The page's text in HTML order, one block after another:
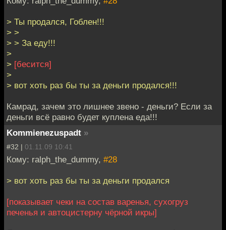
> Ты продался, Гоблен!!!
> >
> > За еду!!!
>
> [бесится]
>
> вот хоть раз бы ты за деньги продался!!!
Камрад, зачем это лишнее звено - деньги? Если за
деньги всё равно будет куплена еда!!!
Kommienezuspadt »
#32 | 01.11.09 10:41
Кому: ralph_the_dummy, #28
> вот хоть раз бы ты за деньги продался
[показывает чеки на состав варенья, сухогруз
печенья и автоцистерну чёрной икры]